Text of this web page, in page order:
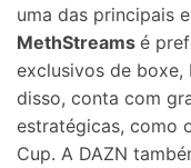
uma das principais
MethStreams é
exclusivos de boxe,
disso, conta com
estratégicas, como
Cup. A DAZN